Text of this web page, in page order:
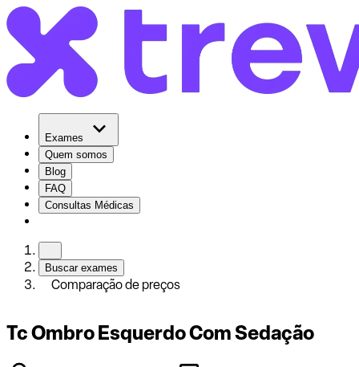
Exames
Quem somos
Blog
FAQ
Consultas Médicas
Buscar exames
Comparação de preços
Tc Ombro Esquerdo Com Sedação